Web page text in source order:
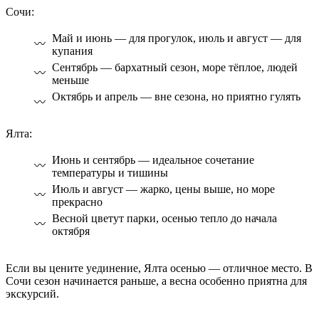
Сочи:
Май и июнь — для прогулок, июль и август — для
купания
Сентябрь — бархатный сезон, море тёплое, людей
меньше
Октябрь и апрель — вне сезона, но приятно гулять
Ялта:
Июнь и сентябрь — идеальное сочетание
температуры и тишины
Июль и август — жарко, цены выше, но море
прекрасно
Весной цветут парки, осенью тепло до начала
октября
Если вы цените уединение, Ялта осенью — отличное место. В
Сочи сезон начинается раньше, а весна особенно приятна для
экскурсий.